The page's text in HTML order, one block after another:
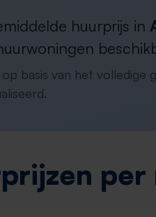
huurprijs in
basis van het volledige
per